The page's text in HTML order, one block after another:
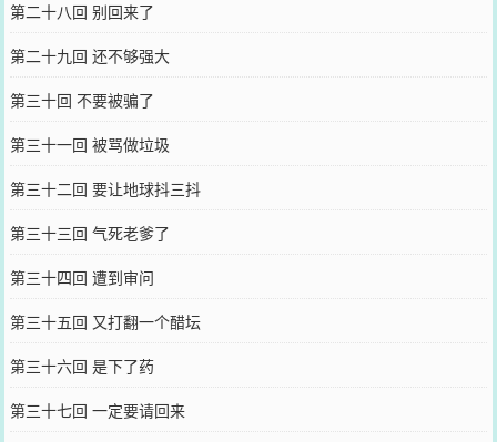
第二十八回 别回来了
第二十九回 还不够强大
第三十回 不要被骗了
第三十一回 被骂做垃圾
第三十二回 要让地球抖三抖
第三十三回 气死老爹了
第三十四回 遭到审问
第三十五回 又打翻一个醋坛
第三十六回 是下了药
第三十七回 一定要请回来